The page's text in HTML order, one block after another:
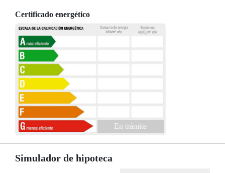
Certificado energético
En trámite
Simulador de hipoteca